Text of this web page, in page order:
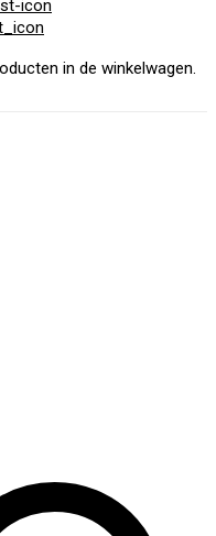
in de winkelwagen.